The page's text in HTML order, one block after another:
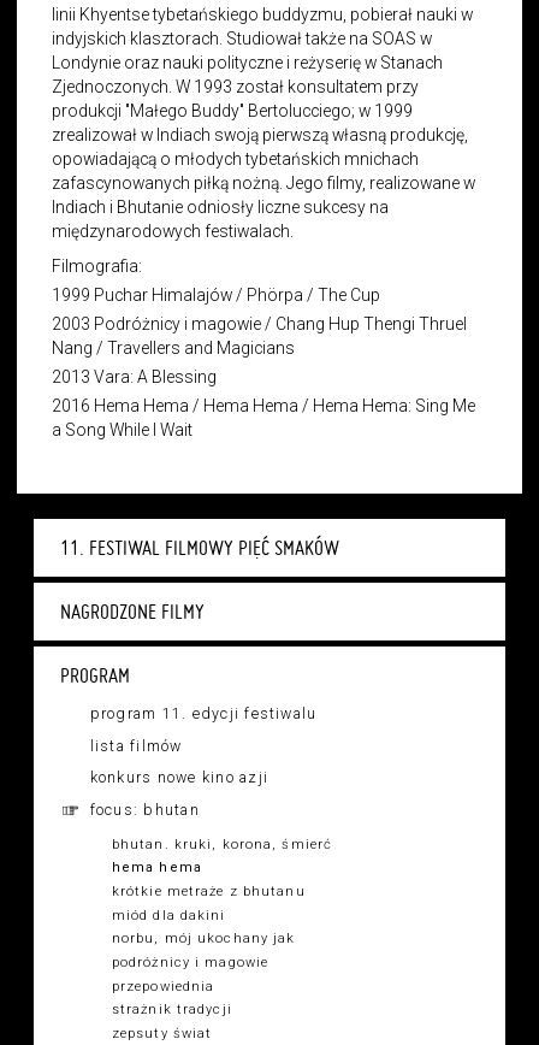
11. FESTIWAL FILMOWY PIĘĆ SMAKÓW
NAGRODZONE FILMY
PROGRAM
program 11. edycji festiwalu
lista filmów
konkurs nowe kino azji
focus: bhutan
bhutan. kruki, korona, śmierć
hema hema
krótkie metraże z bhutanu
miód dla dakini
norbu, mój ukochany jak
podróżnicy i magowie
przepowiednia
strażnik tradycji
zepsuty świat
linii Khyentse tybetańskiego buddyzmu, pobierał nauki w
indyjskich klasztorach. Studiował także na SOAS w
Londynie oraz nauki polityczne i reżyserię w Stanach
Zjednoczonych. W 1993 został konsultatem przy
produkcji "Małego Buddy" Bertolucciego; w 1999
zrealizował w Indiach swoją pierwszą własną produkcję,
opowiadającą o młodych tybetańskich mnichach
zafascynowanych piłką nożną. Jego filmy, realizowane w
Indiach i Bhutanie odniosły liczne sukcesy na
międzynarodowych festiwalach.
Filmografia:
1999 Puchar Himalajów / Phörpa /The Cup
2003 Podróżnicy i magowie / Chang Hup Thengi Thruel
Nang /Travellers and Magicians
2013 Vara: A Blessing
2016 Hema Hema / Hema Hema / Hema Hema: Sing Me
a Song While I Wait